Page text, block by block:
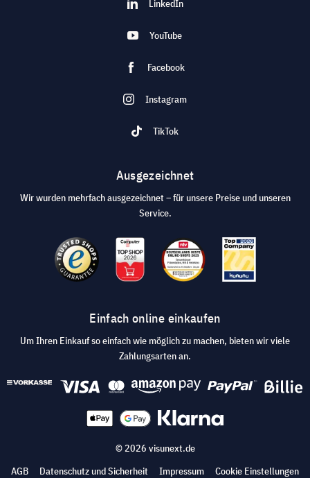
LinkedIn
YouTube
Facebook
Instagram
TikTok
Ausgezeichnet
Wir wurden mehrfach ausgezeichnet – für unsere Preise und unseren
Service.
Einfach online einkaufen
Um Ihren Einkauf so einfach wie möglich zu machen, bieten wir viele
Zahlungsarten an.
© 2026 visunext.de
AGB
Datenschutz und Sicherheit Impressum Cookie Einstellungen